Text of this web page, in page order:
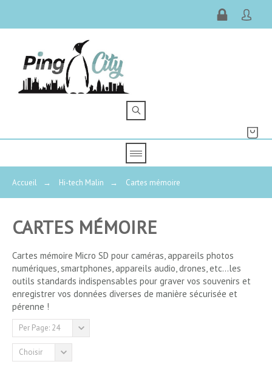
Accueil → Hi-tech Malin → Cartes mémoire
CARTES MÉMOIRE
Cartes mémoire Micro SD pour caméras, appareils photos
numériques, smartphones, appareils audio, drones, etc...les
outils standards indispensables pour graver vos souvenirs et
enregistrer vos données diverses de manière sécurisée et
pérenne !
Per Page: 24
Choisir